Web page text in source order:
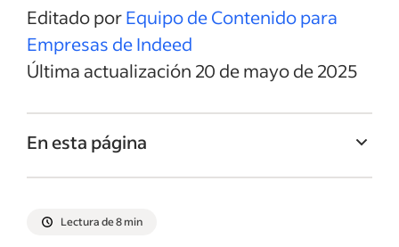
Editado porEquipo de Contenido para
Empresas de Indeed
Última actualización 20 de mayo de 2025
En esta página
de proyectos
Lectura de 8 min